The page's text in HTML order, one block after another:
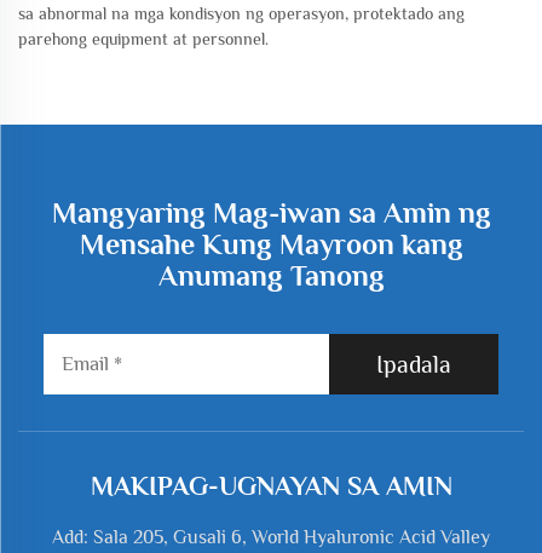
sa abnormal na mga kondisyon ng operasyon, protektado ang
parehong equipment at personnel.
Mangyaring Mag-iwan sa Amin ng
Mensahe Kung Mayroon kang
Anumang Tanong
Ipadala
MAKIPAG-UGNAYAN SA AMIN
Add: Sala 205, Gusali 6, World Hyaluronic Acid Valley